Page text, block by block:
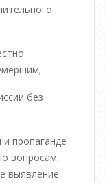
без
пропаганде
вопросам,
выявление